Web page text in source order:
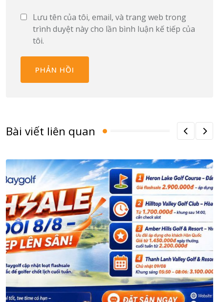
Lưu tên của tôi, email, và trang web trong
trình duyệt này cho lần bình luận kế tiếp của
tôi.
Bài viết liên quan